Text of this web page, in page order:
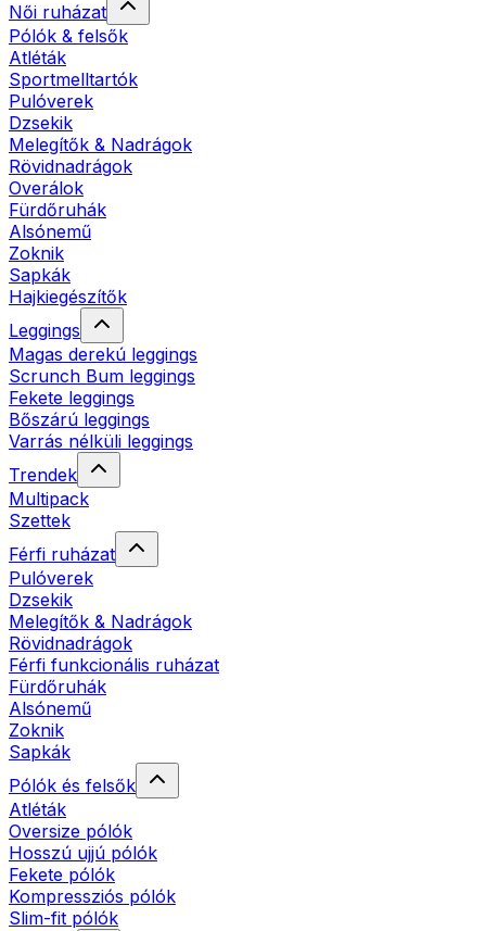
Női ruházat
Pólók & felsők
Atléták
Sportmelltartók
Pulóverek
Dzsekik
Melegítők & Nadrágok
Rövidnadrágok
Overálok
Fürdőruhák
Alsónemű
Zoknik
Sapkák
Hajkiegészítők
Leggings
Magas derekú leggings
Scrunch Bum leggings
Fekete leggings
Bőszárú leggings
Varrás nélküli leggings
Trendek
Multipack
Szettek
Férfi ruházat
Pulóverek
Dzsekik
Melegítők & Nadrágok
Rövidnadrágok
Férfi funkcionális ruházat
Fürdőruhák
Alsónemű
Zoknik
Sapkák
Pólók és felsők
Atléták
Oversize pólók
Hosszú ujjú pólók
Fekete pólók
Kompressziós pólók
Slim-fit pólók